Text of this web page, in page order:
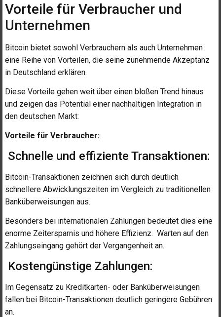
Vorteile für Verbraucher und
Unternehmen
Bitcoin bietet sowohl Verbrauchern als auch Unternehmen
eine Reihe von Vorteilen, die seine zunehmende Akzeptanz
in Deutschland erklären.
Diese Vorteile gehen weit über einen bloßen Trend hinaus
und zeigen das Potential einer nachhaltigen Integration in
den deutschen Markt:
Vorteile für Verbraucher:
Schnelle und effiziente Transaktionen:
Bitcoin-Transaktionen zeichnen sich durch deutlich
schnellere Abwicklungszeiten im Vergleich zu traditionellen
Banküberweisungen aus.
Besonders bei internationalen Zahlungen bedeutet dies eine
enorme Zeitersparnis und höhere Effizienz. Warten auf den
Zahlungseingang gehört der Vergangenheit an.
Kostengünstige Zahlungen:
Im Gegensatz zu Kreditkarten- oder Banküberweisungen
fallen bei Bitcoin-Transaktionen deutlich geringere Gebühren
an.